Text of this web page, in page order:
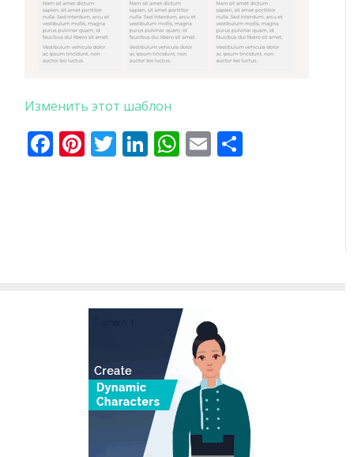
Изменить этот шаблон
Facebook
Pinterest
Twitter
LinkedIn
WhatsApp
Email